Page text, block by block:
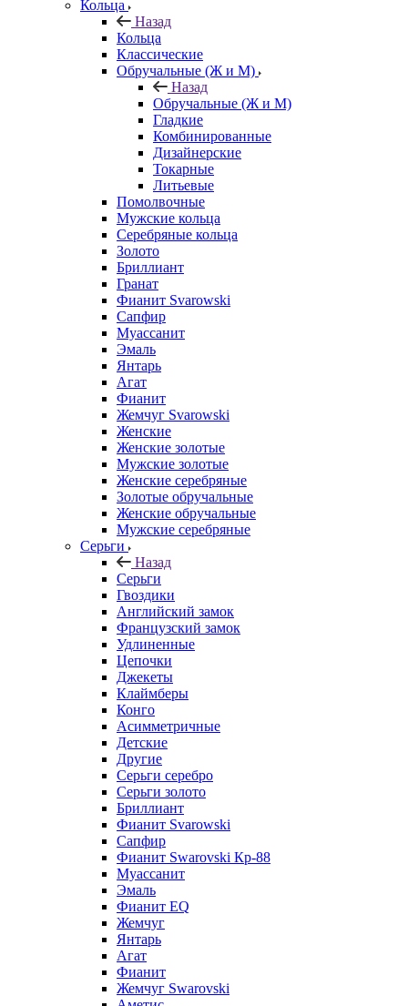
Кольца
Назад
Кольца
Классические
Обручальные (Ж и М)
Назад
Обручальные (Ж и М)
Гладкие
Комбинированные
Дизайнерские
Токарные
Литьевые
Помолвочные
Мужские кольца
Серебряные кольца
Золото
Бриллиант
Гранат
Фианит Svarowski
Сапфир
Муассанит
Эмаль
Янтарь
Агат
Фианит
Жемчуг Svarowski
Женские
Женские золотые
Мужские золотые
Женские серебряные
Золотые обручальные
Женские обручальные
Мужские серебряные
Серьги
Назад
Серьги
Гвоздики
Английский замок
Французский замок
Удлиненные
Цепочки
Джекеты
Клаймберы
Конго
Асимметричные
Детские
Другие
Серьги серебро
Серьги золото
Бриллиант
Фианит Svarowski
Сапфир
Фианит Swarovski Кр-88
Муассанит
Эмаль
Фианит EQ
Жемчуг
Янтарь
Агат
Фианит
Жемчуг Swarovski